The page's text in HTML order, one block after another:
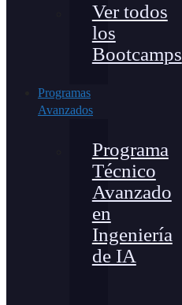
Ver todos
los
Bootcamps
Programas
Avanzados
Programa
Técnico
Avanzado
en
Ingeniería
de IA